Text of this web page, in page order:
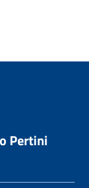
Pertini